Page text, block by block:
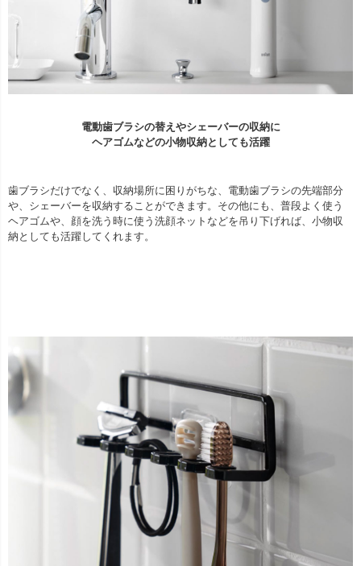
電動歯ブラシの替えやシェーバーの収納に
ヘアゴムなどの小物収納としても活躍
歯ブラシだけでなく、収納場所に困りがちな、電動歯ブラシの先端部分
や、シェーバーを収納することができます。その他にも、普段よく使う
ヘアゴムや、顔を洗う時に使う洗顔ネットなどを吊り下げれば、小物収
納としても活躍してくれます。